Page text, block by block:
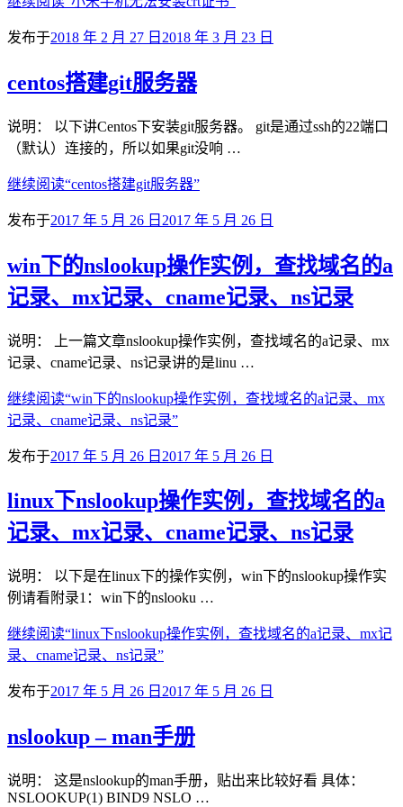
发布于2018 年 2 月 27 日 2018 年 3 月 23 日
centos搭建git服务器
说明： 以下讲Centos下安装git服务器。 git是通过ssh的22端口
（默认）连接的，所以如果git没响 …
继续阅读“centos搭建git服务器”
发布于2017 年 5 月 26 日 2017 年 5 月 26 日
win下的nslookup操作实例，查找域名的a
记录、mx记录、cname记录、ns记录
说明： 上一篇文章nslookup操作实例，查找域名的a记录、mx
记录、cname记录、ns记录讲的是linu …
继续阅读“win下的nslookup操作实例，查找域名的a记录、mx
记录、cname记录、ns记录”
发布于2017 年 5 月 26 日 2017 年 5 月 26 日
linux下nslookup操作实例，查找域名的a
记录、mx记录、cname记录、ns记录
说明： 以下是在linux下的操作实例，win下的nslookup操作实
例请看附录1：win下的nslooku …
继续阅读“linux下nslookup操作实例，查找域名的a记录、mx记
录、cname记录、ns记录”
发布于2017 年 5 月 26 日 2017 年 5 月 26 日
nslookup – man手册
说明： 这是nslookup的man手册，贴出来比较好看 具体：
NSLOOKUP(1) BIND9 NSLO …